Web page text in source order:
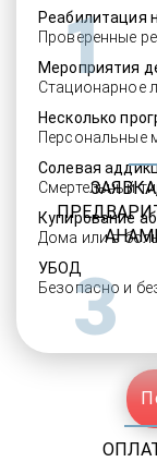
Реабилитация
Проверенные
Мероприятия
Стационарное
Несколько
Персональные
Солевая
Смертельный
Купирование
Дома или в
УБОД
Безопасно и
1
3